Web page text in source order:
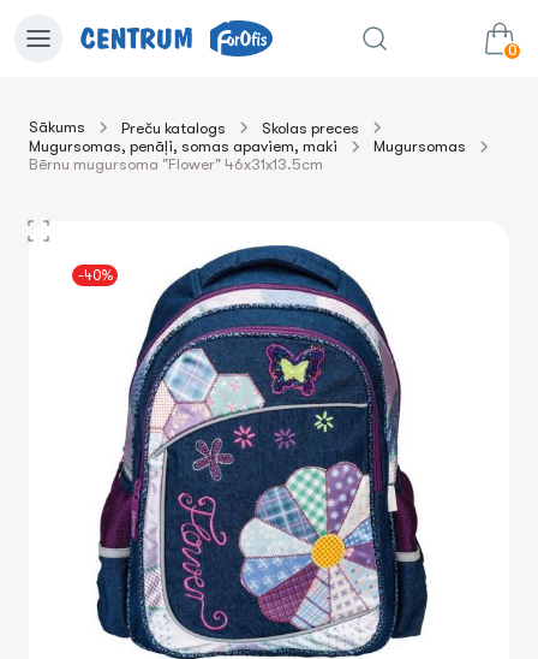
0
uz grozu Summa:0.00€
Sākums Preču katalogs
Skolas preces
Mugursomas, penāļi, somas apaviem, maki
Mugursomas
Bērnu mugursoma "Flower" 46x31x13.5cm
-40%